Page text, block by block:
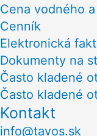
Cena vodného
Cenník
Elektronická
Dokumenty na
Často kladené
Často kladené
Kontakt
info@tavos.sk